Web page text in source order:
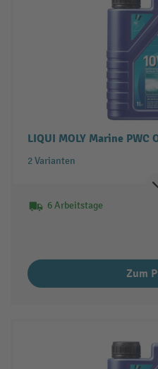
LIQUI MOLY Marine PWC
2 Varianten
6 Arbeitstage
Zum